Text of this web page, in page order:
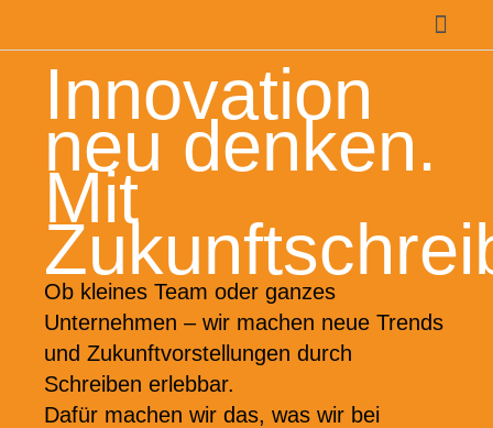
Innovation
neu denken.
Mit
Ob kleines Team oder ganzes
Unternehmen – wir machen neue Trends
und Zukunftvorstellungen durch
Schreiben erlebbar.
Dafür machen wir das, was wir bei